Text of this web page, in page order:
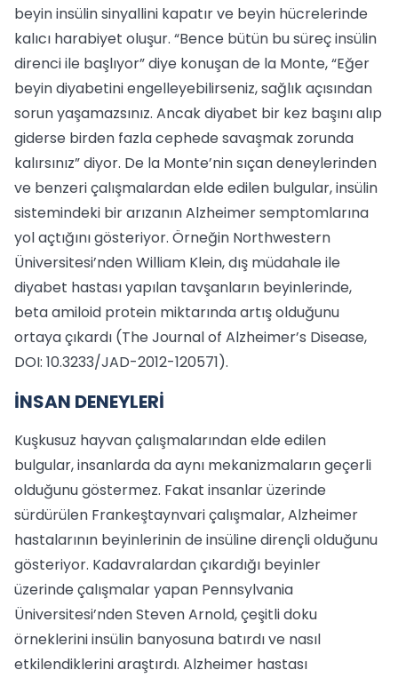
beyin insülin sinyallini kapatır ve beyin hücrelerinde
kalıcı harabiyet oluşur. “Bence bütün bu süreç insülin
direnci ile başlıyor” diye konuşan de la Monte, “Eğer
beyin diyabetini engelleyebilirseniz, sağlık açısından
sorun yaşamazsınız. Ancak diyabet bir kez başını alıp
giderse birden fazla cephede savaşmak zorunda
kalırsınız” diyor. De la Monte’nin sıçan deneylerinden
ve benzeri çalışmalardan elde edilen bulgular, insülin
sistemindeki bir arızanın Alzheimer semptomlarına
yol açtığını gösteriyor. Örneğin Northwestern
Üniversitesi’nden William Klein, dış müdahale ile
diyabet hastası yapılan tavşanların beyinlerinde,
beta amiloid protein miktarında artış olduğunu
ortaya çıkardı (The Journal of Alzheimer’s Disease,
DOI: 10.3233/JAD-2012-120571).
İNSAN DENEYLERİ
Kuşkusuz hayvan çalışmalarından elde edilen
bulgular, insanlarda da aynı mekanizmaların geçerli
olduğunu göstermez. Fakat insanlar üzerinde
sürdürülen Frankeştaynvari çalışmalar, Alzheimer
hastalarının beyinlerinin de insüline dirençli olduğunu
gösteriyor. Kadavralardan çıkardığı beyinler
üzerinde çalışmalar yapan Pennsylvania
Üniversitesi’nden Steven Arnold, çeşitli doku
örneklerini insülin banyosuna batırdı ve nasıl
etkilendiklerini araştırdı. Alzheimer hastası